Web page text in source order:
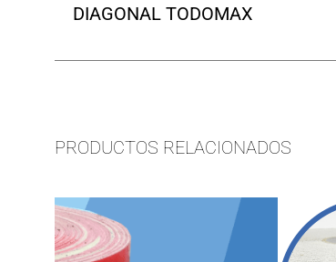
DIAGONAL TODOMAX
PRODUCTOS RELACIONADOS